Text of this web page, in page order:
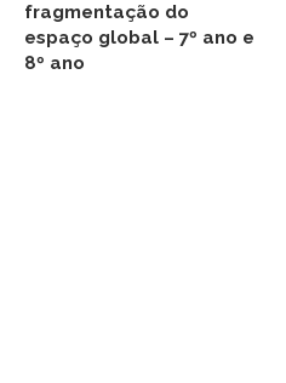
fragmentação do
espaço global – 7º ano e
8º ano